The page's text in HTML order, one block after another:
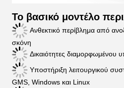
Το βασικό μοντέλο
Ανθεκτικό περίβλημα από
σκόνη
Δικαιότητες διαμορφωμένου
Υποστήριξη λειτουργικού
GMS, Windows και Linux